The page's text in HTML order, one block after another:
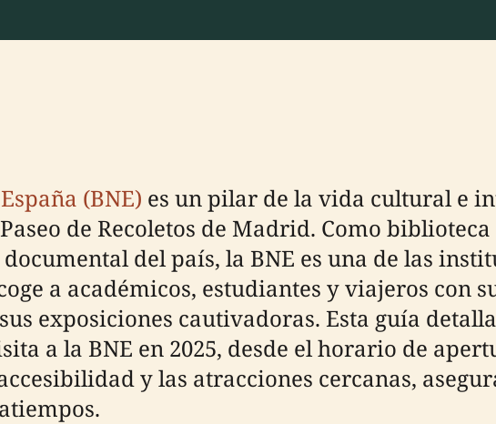
(BNE) es un pilar de la vida cultural e
de Recoletos de Madrid. Como
del país, la BNE es una de las
a académicos, estudiantes y viajeros con
exposiciones cautivadoras. Esta guía
a la BNE en 2025, desde el horario de
y las atracciones cercanas,